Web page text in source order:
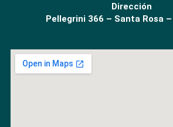
Dirección
Pellegrini 366 – Santa Rosa